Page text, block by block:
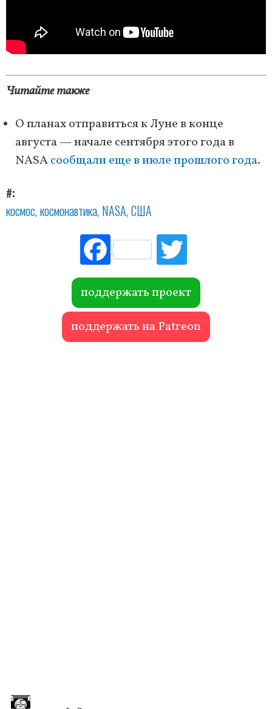
Читайте также
О планах отправиться к Луне в конце
августа — начале сентября этого года в
NASAсообщали еще в июле прошлого года.
#
космос космонавтика NASA США
Fac
ebo
ok r
поддержать проект
поддержать на Patreon